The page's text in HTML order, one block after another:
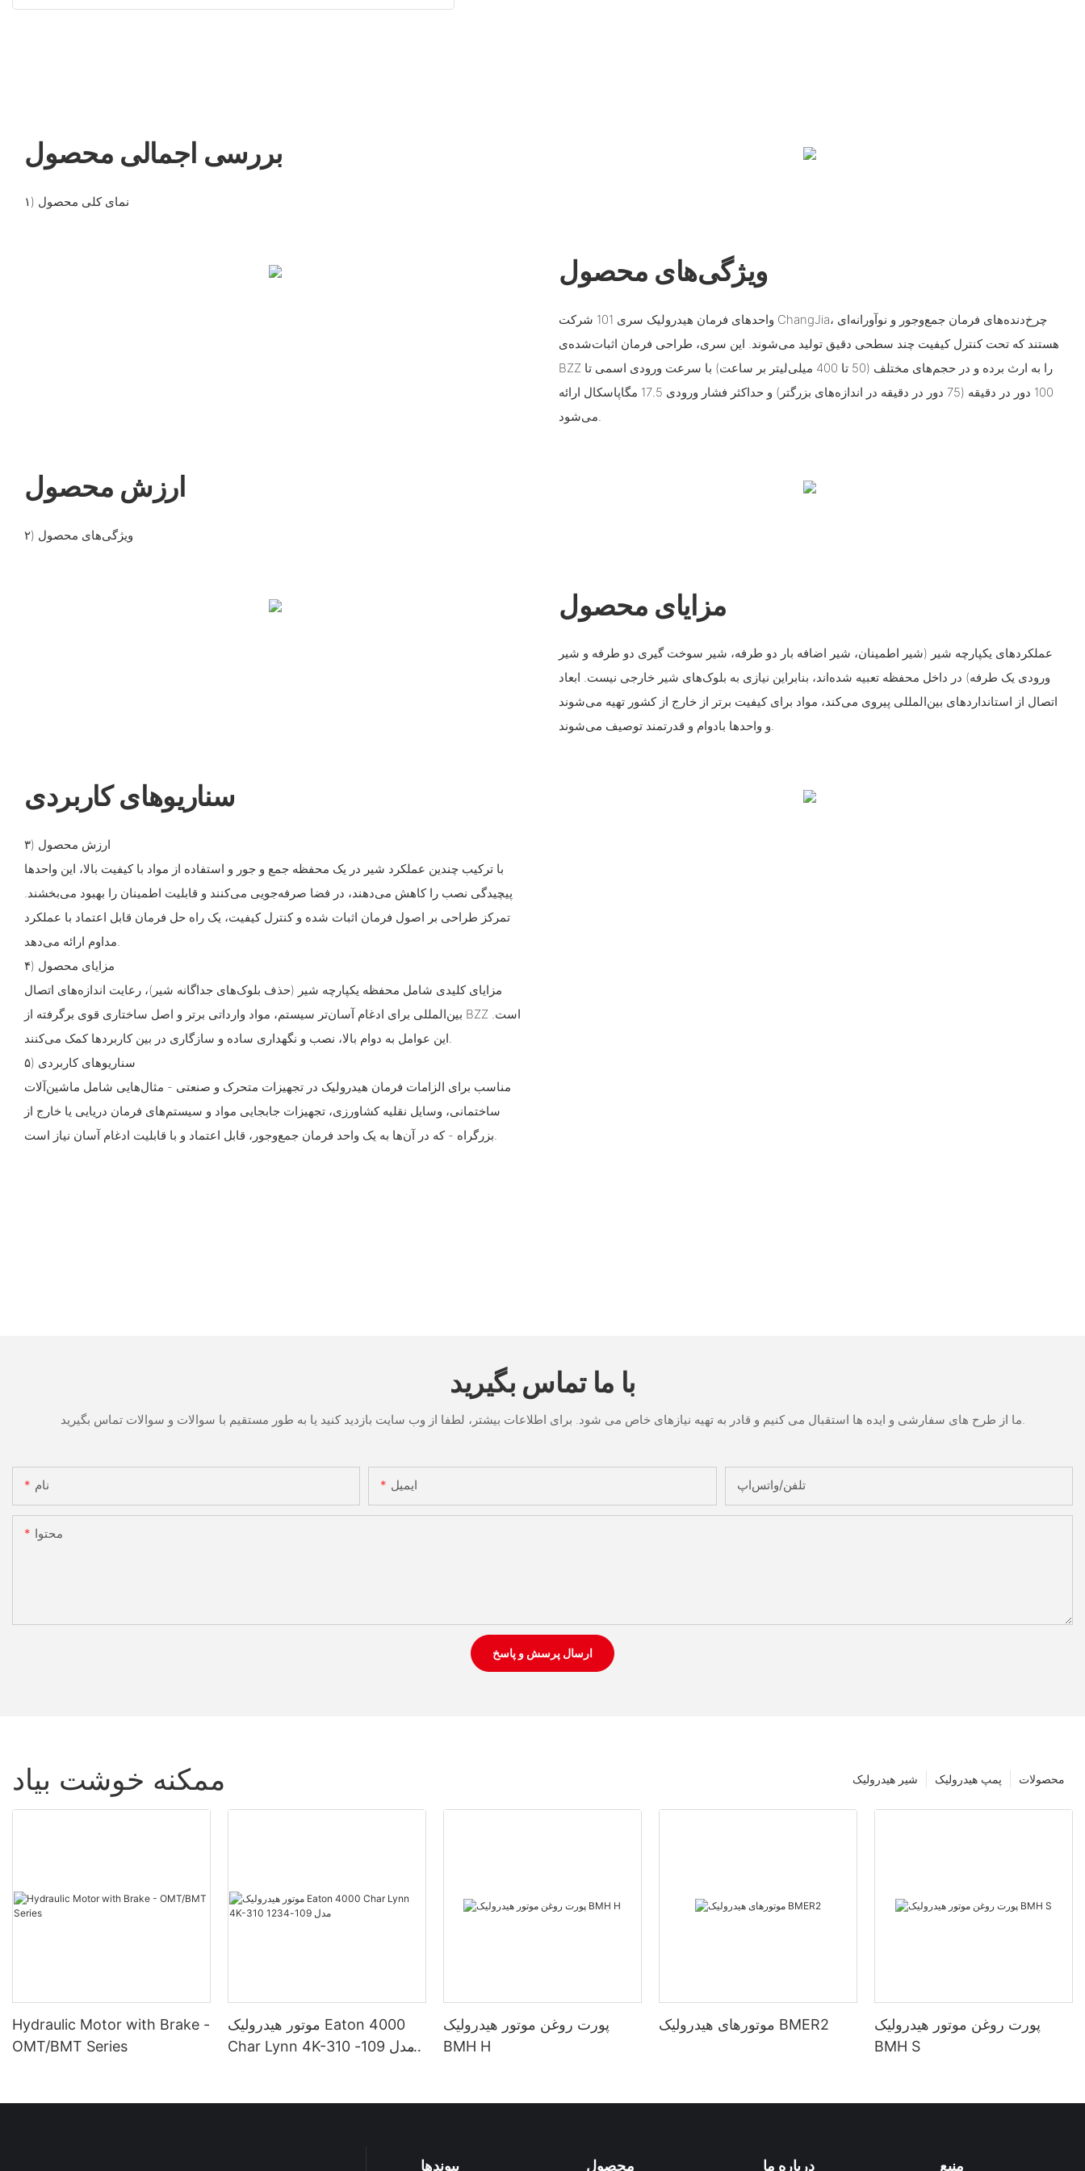
بررسی اجمالی محصول
۱) نمای کلی محصول
ویژگی‌های محصول
واحدهای فرمان هیدرولیک سری 101 شرکت ChangJia، چرخ‌دنده‌های فرمان جمع‌وجور و نوآورانه‌ای
هستند که تحت کنترل کیفیت چند سطحی دقیق تولید می‌شوند. این سری، طراحی فرمان اثبات‌شده‌ی
BZZ را به ارث برده و در حجم‌های مختلف (50 تا 400 میلی‌لیتر بر ساعت) با سرعت ورودی اسمی تا
100 دور در دقیقه (75 دور در دقیقه در اندازه‌های بزرگتر) و حداکثر فشار ورودی 17.5 مگاپاسکال ارائه
می‌شود.
ارزش محصول
۲) ویژگی‌های محصول
مزایای محصول
عملکردهای یکپارچه شیر (شیر اطمینان، شیر اضافه بار دو طرفه، شیر سوخت گیری دو طرفه و شیر
ورودی یک طرفه) در داخل محفظه تعبیه شده‌اند، بنابراین نیازی به بلوک‌های شیر خارجی نیست. ابعاد
اتصال از استانداردهای بین‌المللی پیروی می‌کند، مواد برای کیفیت برتر از خارج از کشور تهیه می‌شوند
و واحدها بادوام و قدرتمند توصیف می‌شوند.
سناریوهای کاربردی
۳) ارزش محصول
با ترکیب چندین عملکرد شیر در یک محفظه جمع و جور و استفاده از مواد با کیفیت بالا، این واحدها
پیچیدگی نصب را کاهش می‌دهند، در فضا صرفه‌جویی می‌کنند و قابلیت اطمینان را بهبود می‌بخشند.
تمرکز طراحی بر اصول فرمان اثبات شده و کنترل کیفیت، یک راه حل فرمان قابل اعتماد با عملکرد
مداوم ارائه می‌دهد.
۴) مزایای محصول
مزایای کلیدی شامل محفظه یکپارچه شیر (حذف بلوک‌های جداگانه شیر)، رعایت اندازه‌های اتصال
بین‌المللی برای ادغام آسان‌تر سیستم، مواد وارداتی برتر و اصل ساختاری قوی برگرفته از BZZ است.
این عوامل به دوام بالا، نصب و نگهداری ساده و سازگاری در بین کاربردها کمک می‌کنند.
۵) سناریوهای کاربردی
مناسب برای الزامات فرمان هیدرولیک در تجهیزات متحرک و صنعتی - مثال‌هایی شامل ماشین‌آلات
ساختمانی، وسایل نقلیه کشاورزی، تجهیزات جابجایی مواد و سیستم‌های فرمان دریایی یا خارج از
بزرگراه - که در آن‌ها به یک واحد فرمان جمع‌وجور، قابل اعتماد و با قابلیت ادغام آسان نیاز است.
با ما تماس بگیرید
نام ایمیل تلفن/واتس‌اپ
محتوا
ارسال پرسش و پاسخ
ممکنه خوشت بیاد محصولات پمپ هیدرولیک شیر هیدرولیک
Hydraulic Motor with Brake -
OMT/BMT Series
موتور هیدرولیک Eaton 4000
Char Lynn 4K-310 مدل 109-
پورت روغن موتور هیدرولیک
BMH H
موتورهای هیدرولیک BMER2
پورت روغن موتور هیدرولیک
BMH S
پیوندها محصول درباره ما منبع